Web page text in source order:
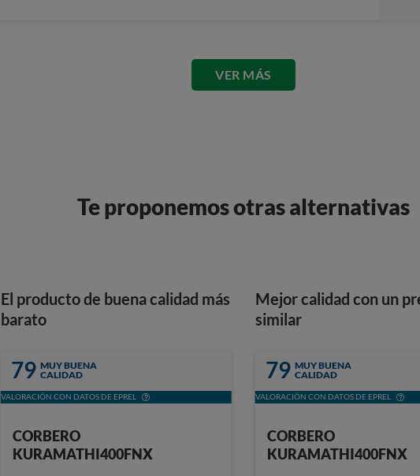
VER MÁS
Te proponemos otras alternativas
El producto de buena calidad más
barato
79 MUY BUENA
CALIDAD
VALORACIÓN CON DATOS DE EPREL
CORBERO
KURAMATHI400FNX
Mejor calidad con un
similar
79 MUY BUENA
CALIDAD
VALORACIÓN CON DATOS DE EPREL
CORBERO
KURAMATHI400FNX